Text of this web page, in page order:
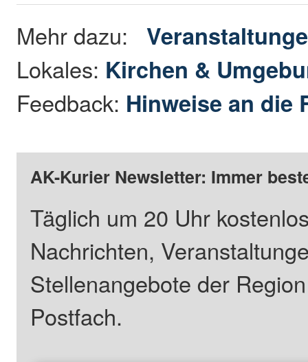
Mehr dazu:
Lokales: Kirchen &
Feedback: Hinweise an die
AK-Kurier Newsletter: Immer
Täglich um 20 Uhr
Nachrichten,
Stellenangebote der
Postfach.